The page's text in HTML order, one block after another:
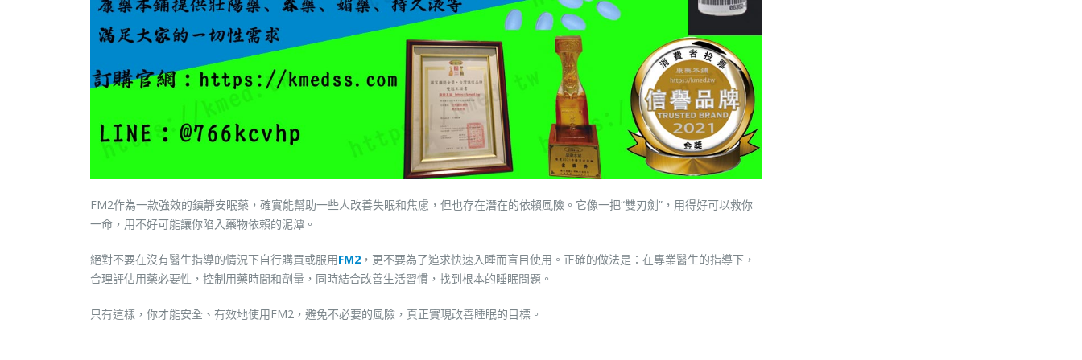
FM2作為一款強效的鎮靜安眠藥，確實能幫助一些人改善失眠和焦慮，但也存在潛在的依賴風險。它像一把“雙刃劍”，用得好可以救你
一命，用不好可能讓你陷入藥物依賴的泥潭。
絕對不要在沒有醫生指導的情況下自行購買或服用FM2 ，更不要為了追求快速入睡而盲目使用。正確的做法是：在專業醫生的指導下，
合理評估用藥必要性，控制用藥時間和劑量，同時結合改善生活習慣，找到根本的睡眠問題。
只有這樣，你才能安全、有效地使用FM2，避免不必要的風險，真正實現改善睡眠的目標。